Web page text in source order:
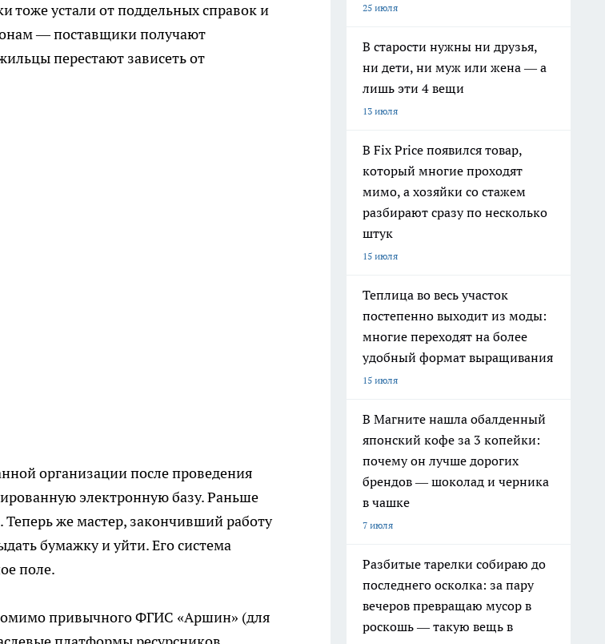
тоже устали от поддельных справок и
— поставщики получают
перестают зависеть от
организации после проведения
электронную базу. Раньше
Теперь же мастер, закончивший работу
бумажку и уйти. Его система
поле.
привычного ФГИС «Аршин» (для
25 июля
В старости нужны ни друзья,
ни дети, ни муж или жена — а
лишь эти 4 вещи
13 июля
В Fix Price появился товар,
который многие проходят
мимо, а хозяйки со стажем
разбирают сразу по несколько
штук
15 июля
Теплица во весь участок
постепенно выходит из моды:
многие переходят на более
удобный формат выращивания
15 июля
В Магните нашла обалденный
японский кофе за 3 копейки:
почему он лучше дорогих
брендов — шоколад и черника
в чашке
7 июля
Разбитые тарелки собираю до
последнего осколка: за пару
вечеров превращаю мусор в
роскошь — такую вещь в